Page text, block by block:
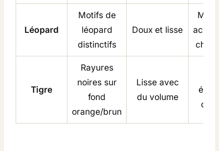
Léopard
Motifs de
léopard
distinctifs
Doux et lisse
Tigre
Rayures
noires sur
fond
orange/brun
Lisse avec
du volume